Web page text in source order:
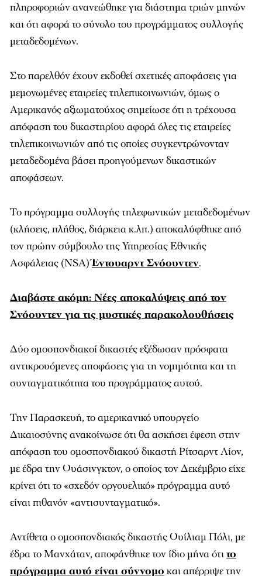
πληροφοριών ανανεώθηκε για διάστημα τριών μηνών
και ότι αφορά το σύνολο του προγράμματος συλλογής
μεταδεδομένων.
Στο παρελθόν έχουν εκδοθεί σχετικές αποφάσεις για
μεμονωμένες εταιρείες τηλεπικοινωνιών, όμως ο
Αμερικανός αξιωματούχος σημείωσε ότι η τρέχουσα
απόφαση του δικαστηρίου αφορά όλες τις εταιρείες
τηλεπικοινωνιών από τις οποίες συγκεντρώνονταν
μεταδεδομένα βάσει προηγούμενων δικαστικών
αποφάσεων.
Το πρόγραμμα συλλογής τηλεφωνικών μεταδεδομένων
(κλήσεις, πλήθος, διάρκεια κ.λπ.) αποκαλύφθηκε από
τον πρώην σύμβουλο της Υπηρεσίας Εθνικής
Ασφάλειας (NSA)Έντουαρντ Σνόουντεν.
Διαβάστε ακόμη: Νέες αποκαλύψεις από τον
Σνόουντεν για τις μυστικές παρακολουθήσεις
Δύο ομοσπονδιακοί δικαστές εξέδωσαν πρόσφατα
αντικρουόμενες αποφάσεις για τη νομιμότητα και τη
συνταγματικότητα του προγράμματος αυτού.
Την Παρασκευή, το αμερικανικό υπουργείο
Δικαιοσύνης ανακοίνωσε ότι θα ασκήσει έφεση στην
απόφαση του ομοσπονδιακού δικαστή Ρίτσαρντ Λίον,
με έδρα την Ουάσινγκτον, ο οποίος τον Δεκέμβριο είχε
κρίνει ότι το «σχεδόν οργουελικό» πρόγραμμα αυτό
είναι πιθανόν «αντισυνταγματικό».
Αντίθετα ο ομοσπονδιακός δικαστής Ουίλιαμ Πόλι, με
έδρα το Μανχάταν, αποφάνθηκε τον ίδιο μήνα ότιτο
πρόγραμμα αυτό είναι σύννομο και απέρριψε την